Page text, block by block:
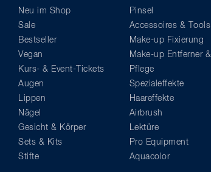
Neu im Shop
Sale
Bestseller
Vegan
Kurs- & Event-Tickets
Augen
Lippen
Nägel
Gesicht & Körper
Sets & Kits
Stifte
Pinsel
Accessoires & Tools
Make-up Fixierung
Make-up Entferner &
Pflege
Spezialeffekte
Haareffekte
Airbrush
Lektüre
Pro Equipment
Aquacolor